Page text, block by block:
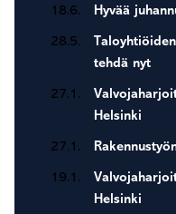
18.6. Hyvää
28.5.
tehdä nyt
27.1.
Helsinki
27.1.
19.1.
Helsinki